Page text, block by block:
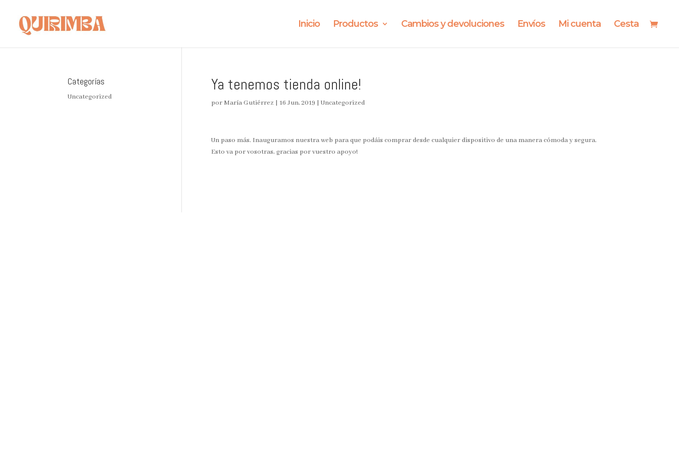
Inicio Productos Cambios y devoluciones Envíos Mi cuenta Cesta
Ya tenemos tienda online!
por María Gutiérrez | 16 Jun, 2019 | Uncategorized
Un paso más. Inauguramos nuestra web para que podáis comprar desde cualquier dispositivo de una manera cómoda y segura.
Esto va por vosotras, gracias por vuestro apoyo!
Categorías
Uncategorized